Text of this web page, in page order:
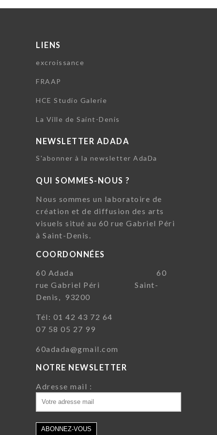
LIENS
excroissance
FRAAP
HCE Studio Galerie
La Ville de Saint-Denis
NEWSLETTER ADADA
S'abonner à la newsletter AdaDa
QUI SOMMES-NOUS ?
Nous sommes un laboratoire de
création et de diffusion des arts
visuels situé au 60 rue Gabriel Péri
à Saint-Denis.
COORDONNÉES
60 Adada 60
rue Gabriel Péri Saint-
Denis, 93200
Tél: 01 42 43 72 64
07 58 05 27 99
60adada@gmail.com
NOTRE NEWSLETTER
Adresse mail :